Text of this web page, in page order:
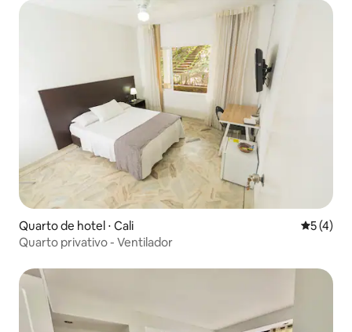
Quarto de hotel ⋅ Cali 5 de
5 (4)
Quarto privativo - Ventilador